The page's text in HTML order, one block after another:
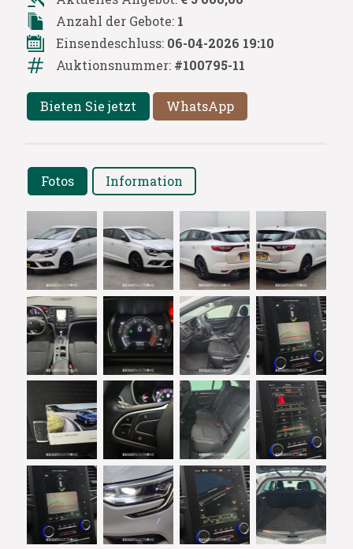
Anzahl der Gebote: 1
Einsendeschluss: 06-04-2026 19:10
Auktionsnummer: #100795-11
Bieten Sie jetzt WhatsApp
Fotos Information